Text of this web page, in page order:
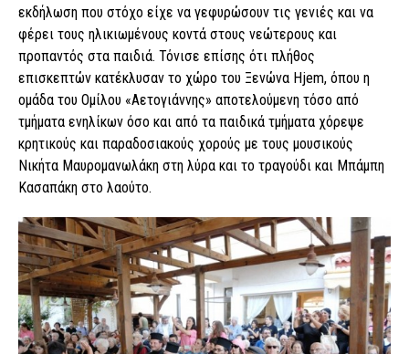
εκδήλωση που στόχο είχε να γεφυρώσουν τις γενιές και να
φέρει τους ηλικιωμένους κοντά στους νεώτερους και
προπαντός στα παιδιά. Τόνισε επίσης ότι πλήθος
επισκεπτών κατέκλυσαν το χώρο του Ξενώνα Hjem, όπου η
ομάδα του Ομίλου «Αετογιάννης» αποτελούμενη τόσο από
τμήματα ενηλίκων όσο και από τα παιδικά τμήματα χόρεψε
κρητικούς και παραδοσιακούς χορούς με τους μουσικούς
Νικήτα Μαυρομανωλάκη στη λύρα και το τραγούδι και Μπάμπη
Κασαπάκη στο λαούτο.